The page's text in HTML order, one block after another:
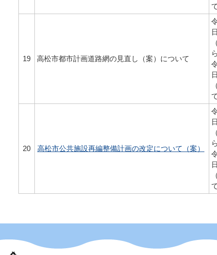
19 高松市都市計画道路網の見直し（案）について
20 高松市公共施設再編整備計画の改定について（案）